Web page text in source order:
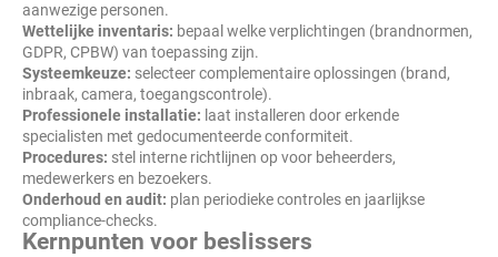
aanwezige personen.
Wettelijke inventaris: bepaal welke verplichtingen (brandnormen,
GDPR, CPBW) van toepassing zijn.
Systeemkeuze: selecteer complementaire oplossingen (brand,
inbraak, camera, toegangscontrole).
Professionele installatie: laat installeren door erkende
specialisten met gedocumenteerde conformiteit.
Procedures: stel interne richtlijnen op voor beheerders,
medewerkers en bezoekers.
Onderhoud en audit: plan periodieke controles en jaarlijkse
compliance-checks.
Kernpunten voor beslissers